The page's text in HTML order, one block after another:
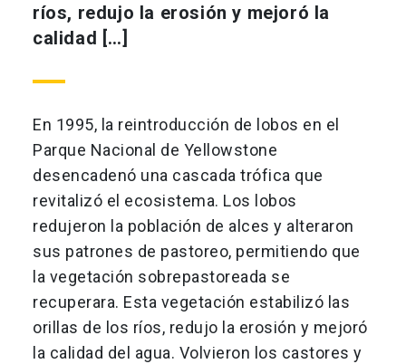
ríos, redujo la erosión y mejoró la
calidad […]
En 1995, la reintroducción de lobos en el
Parque Nacional de Yellowstone
desencadenó una cascada trófica que
revitalizó el ecosistema. Los lobos
redujeron la población de alces y alteraron
sus patrones de pastoreo, permitiendo que
la vegetación sobrepastoreada se
recuperara. Esta vegetación estabilizó las
orillas de los ríos, redujo la erosión y mejoró
la calidad del agua. Volvieron los castores y